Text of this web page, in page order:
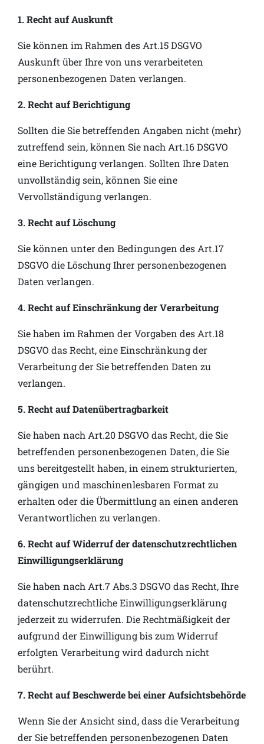
1. Recht auf Auskunft
Sie können im Rahmen des Art.15 DSGVO
Auskunft über Ihre von uns verarbeiteten
personenbezogenen Daten verlangen.
2. Recht auf Berichtigung
Sollten die Sie betreffenden Angaben nicht (mehr)
zutreffend sein, können Sie nach Art.16 DSGVO
eine Berichtigung verlangen. Sollten Ihre Daten
unvollständig sein, können Sie eine
Vervollständigung verlangen.
3. Recht auf Löschung
Sie können unter den Bedingungen des Art.17
DSGVO die Löschung Ihrer personenbezogenen
Daten verlangen.
4. Recht auf Einschränkung der Verarbeitung
Sie haben im Rahmen der Vorgaben des Art.18
DSGVO das Recht, eine Einschränkung der
Verarbeitung der Sie betreffenden Daten zu
verlangen.
5. Recht auf Datenübertragbarkeit
Sie haben nach Art.20 DSGVO das Recht, die Sie
betreffenden personenbezogenen Daten, die Sie
uns bereitgestellt haben, in einem strukturierten,
gängigen und maschinenlesbaren Format zu
erhalten oder die Übermittlung an einen anderen
Verantwortlichen zu verlangen.
6. Recht auf Widerruf der datenschutzrechtlichen
Einwilligungserklärung
Sie haben nach Art.7 Abs.3 DSGVO das Recht, Ihre
datenschutzrechtliche Einwilligungserklärung
jederzeit zu widerrufen. Die Rechtmäßigkeit der
aufgrund der Einwilligung bis zum Widerruf
erfolgten Verarbeitung wird dadurch nicht
berührt.
7. Recht auf Beschwerde bei einer Aufsichtsbehörde
Wenn Sie der Ansicht sind, dass die Verarbeitung
der Sie betreffenden personenbezogenen Daten